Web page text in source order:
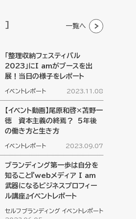
一覧へ
「整理収納フェスティバル
2023」にI amがブースを出
展！当日の様子をレポート
イベントレポート 2023.11.08
【イベント動画】尾原和啓×苫野一
徳 資本主義の終焉？ ５年後
の働き方と生き方
イベントレポート 2023.09.07
ブランディング第一歩は自分を
知ること『webメディア I am
武器になるビジネスプロフィー
ル講座』イベントレポート
セルフブランディング イベントレポート